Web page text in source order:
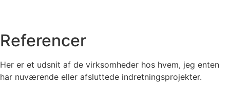
Referencer
Her er et udsnit af de virksomheder hos hvem, jeg enten
har nuværende eller afsluttede indretningsprojekter.